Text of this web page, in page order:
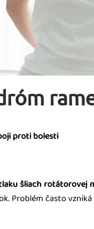
proti bolesti
šliach rotátorovej
Problém často